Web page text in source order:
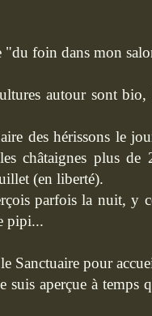
"du foin dans mon
autour sont bio,
des hérissons le
châtaignes plus
(en liberté).
parfois la nuit,
pipi...
Sanctuaire pour
suis aperçue à